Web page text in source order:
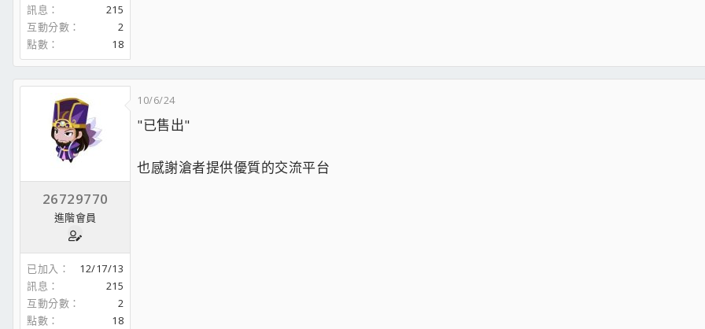
訊息
215
互動分數
2
點數
18
26729770
進階會員
已加入
12/17/13
訊息
215
互動分數
2
點數
18
10/6/24
"已售出"
也感謝滄者提供優質的交流平台